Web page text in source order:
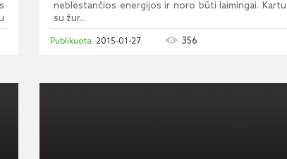
neblėstančios energijos ir noro būti laimingai. Kartu
su žur...
2015-01-27 356